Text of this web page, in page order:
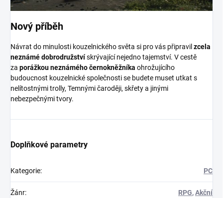
Nový příběh
Návrat do minulosti kouzelnického světa si pro vás připravil zcela
neznámé dobrodružstvískrývající nejedno tajemství. V cestě
za porážkou neznámého černokněžníka ohrožujícího
budoucnost kouzelnické společnosti se budete muset utkat s
nelítostnými trolly, Temnými čaroději, skřety a jinými
nebezpečnými tvory.
Doplňkové parametry
Kategorie: PC
Žánr: RPG,Akční